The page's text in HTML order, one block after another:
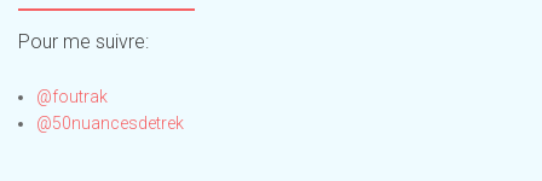
Pour me suivre:
@foutrak
@50nuancesdetrek